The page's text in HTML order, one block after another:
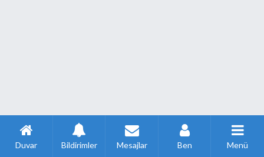
Duvar Bildirimler Mesajlar Ben Menü